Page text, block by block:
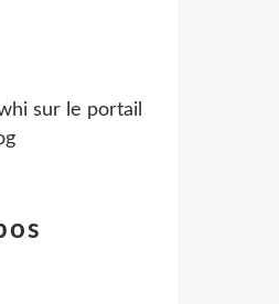
sur le portail